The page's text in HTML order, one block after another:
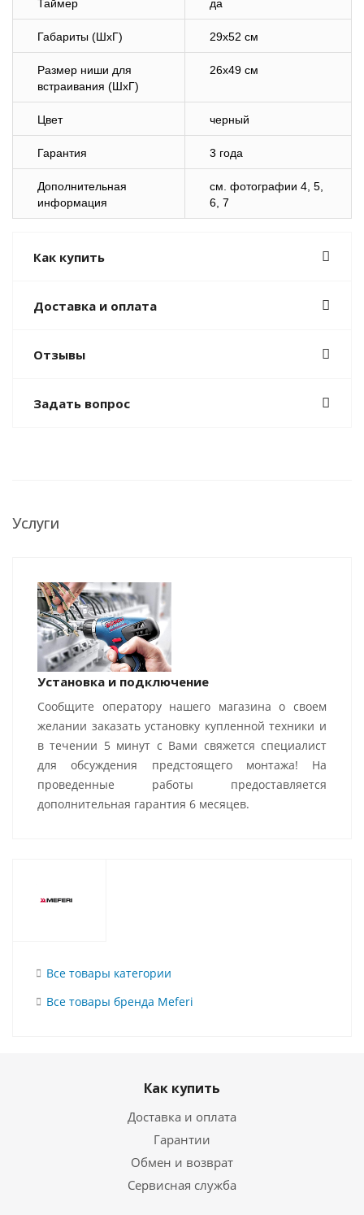
Таймер да
Габариты (ШхГ) 29х52 см
Размер ниши для
встраивания (ШхГ)
26х49 см
Цвет черный
Гарантия 3 года
Дополнительная
информация
cм. фотографии 4, 5,
6, 7
Как купить
Доставка и оплата
Отзывы
Задать вопрос
Услуги
Установка и подключение
Сообщите оператору нашего магазина о своем
желании заказать установку купленной техники и
в течении 5 минут с Вами свяжется специалист
для обсуждения предстоящего монтажа! На
проведенные работы предоставляется
дополнительная гарантия 6 месяцев.
Все товары категории
Все товары бренда Meferi
Как купить
Доставка и оплата
Гарантии
Обмен и возврат
Сервисная служба